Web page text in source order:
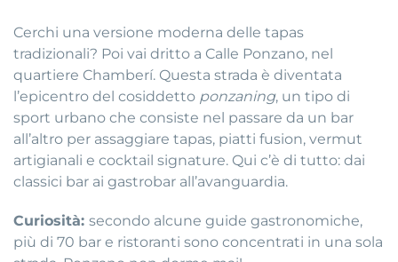
Cerchi una versione moderna delle tapas
tradizionali? Poi vai dritto a Calle Ponzano, nel
quartiere Chamberí. Questa strada è diventata
l’epicentro del cosiddetto ponzaning, un tipo di
sport urbano che consiste nel passare da un bar
all’altro per assaggiare tapas, piatti fusion, vermut
artigianali e cocktail signature. Qui c’è di tutto: dai
classici bar ai gastrobar all’avanguardia.
Curiosità: secondo alcune guide gastronomiche,
più di 70 bar e ristoranti sono concentrati in una sola